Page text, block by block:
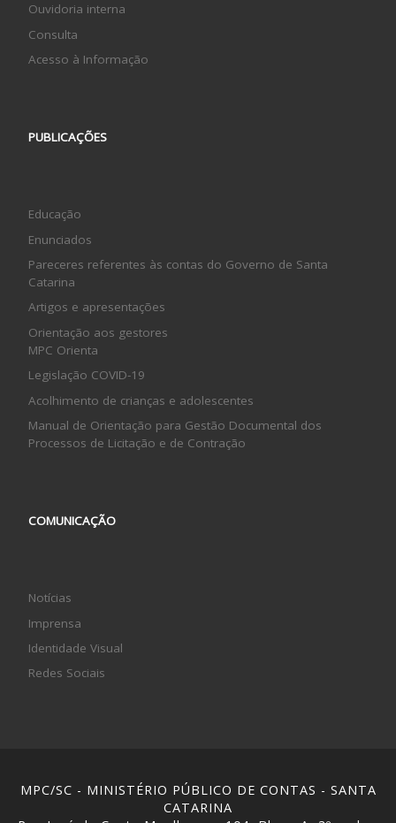
Ouvidoria interna
Consulta
Acesso à Informação
PUBLICAÇÕES
Educação
Enunciados
Pareceres referentes às contas do Governo de Santa
Catarina
Artigos e apresentações
Orientação aos gestores
MPC Orienta
Legislação COVID-19
Acolhimento de crianças e adolescentes
Manual de Orientação para Gestão Documental dos
Processos de Licitação e de Contração
COMUNICAÇÃO
Notícias
Imprensa
Identidade Visual
Redes Sociais
MPC/SC - MINISTÉRIO PÚBLICO DE CONTAS - SANTA
CATARINA